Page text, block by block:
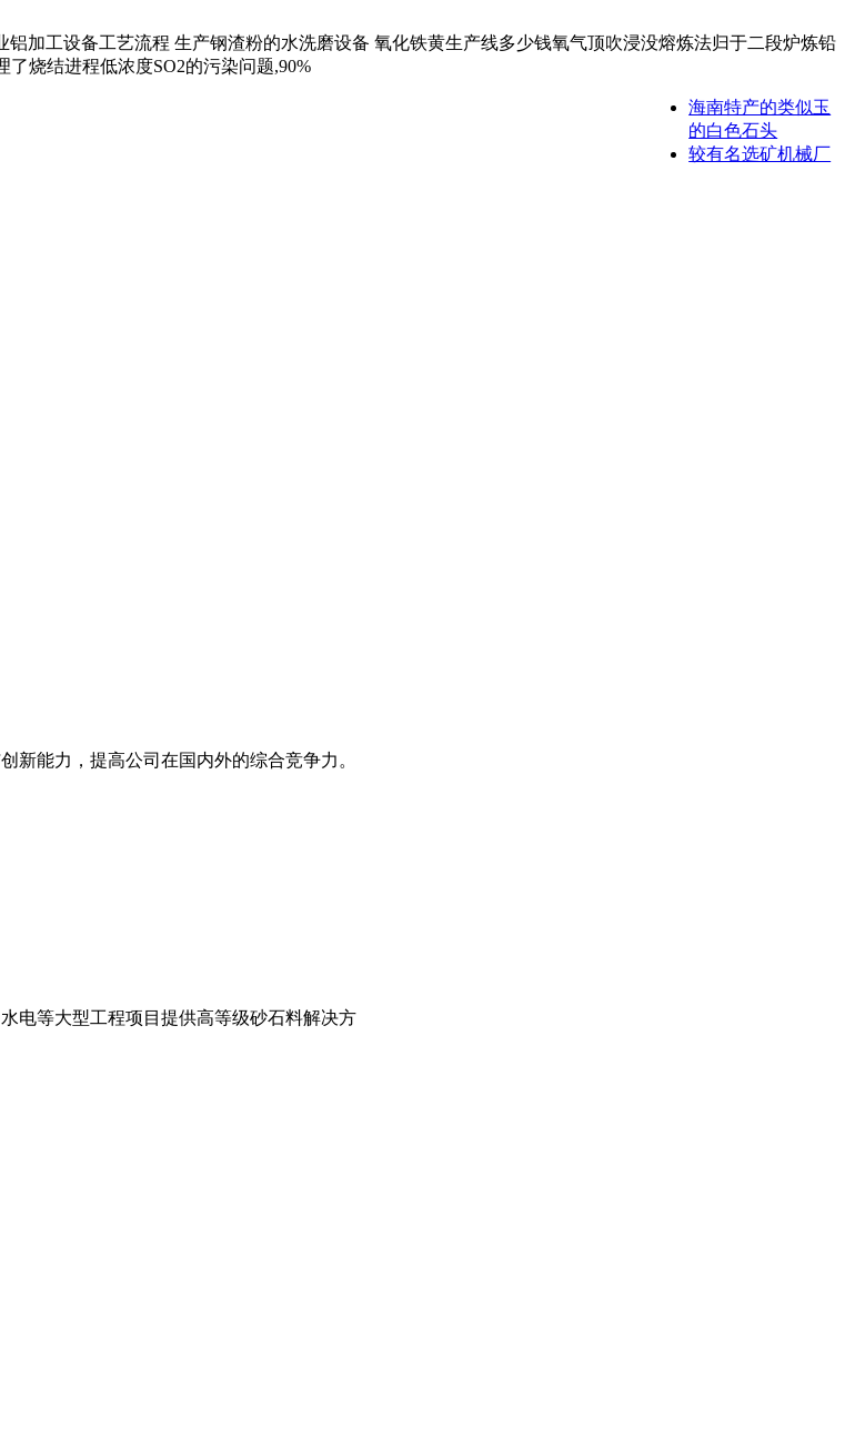
加工设备工艺流程 生产钢渣粉的水洗磨设备 氧化铁黄生产线多少钱氧气顶吹浸没熔炼法归于二段炉炼铅
烧结进程低浓度SO2的污染问题,90%
海南特产的类似玉
的白色石头
较有名选矿机械厂
新能力，提高公司在国内外的综合竞争力。
电等大型工程项目提供高等级砂石料解决方